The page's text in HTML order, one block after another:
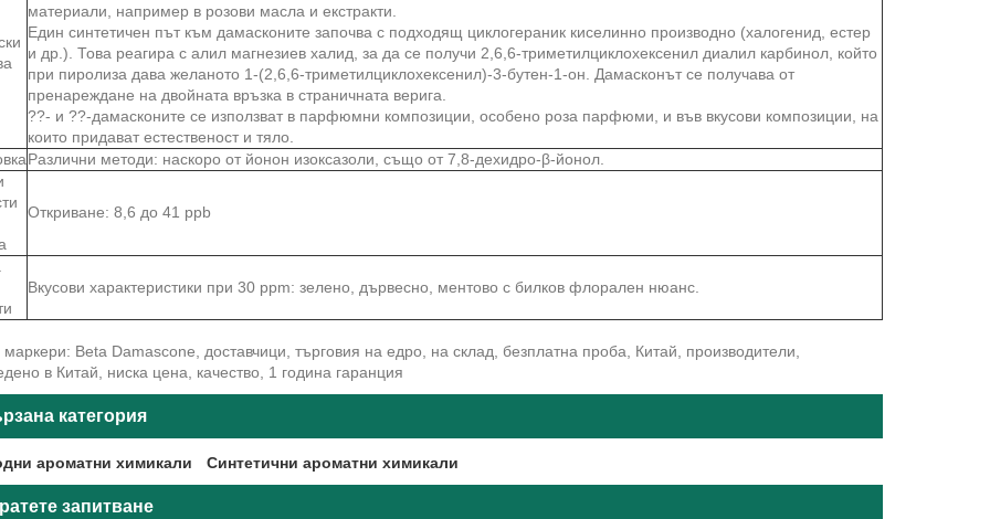
материали, например в розови масла и екстракти.
Един синтетичен път към дамасконите започва с подходящ циклогераник киселинно производно (халогенид, естер
и др.). Това реагира с алил магнезиев халид, за да се получи 2,6,6-триметилциклохексенил диалил карбинол, който
при пиролиза дава желаното 1-(2,6,6-триметилциклохексенил)-3-бутен-1-он. Дамасконът се получава от
пренареждане на двойната връзка в страничната верига.
??- и ??-дамасконите се използват в парфюмни композиции, особено роза парфюми, и във вкусови композиции, на
които придават естественост и тяло.
Различни методи: наскоро от йонон изоксазоли, също от 7,8-дехидро-β-йонол.
Откриване: 8,6 до 41 ppb
Вкусови характеристики при 30 ppm: зелено, дървесно, ментово с билков флорален нюанс.
Beta Damascone, доставчици, търговия на едро, на склад, безплатна проба, Китай, производители,
в Китай, ниска цена, качество, 1 година гаранция
категория
ароматни химикали Синтетични ароматни химикали
запитване